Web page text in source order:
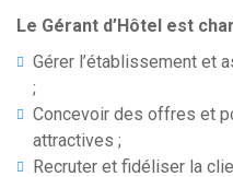
Le Gérant d’Hôtel est
Gérer l’établissement et
;
Concevoir des offres et
attractives ;
Recruter et fidéliser la